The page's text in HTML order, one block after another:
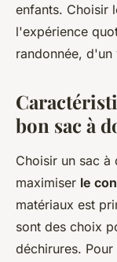
enfants. Choisir
l'expérience
randonnée,
bon sac à
Choisir un sac
maximiser le
matériaux est
sont des choix
déchirures.